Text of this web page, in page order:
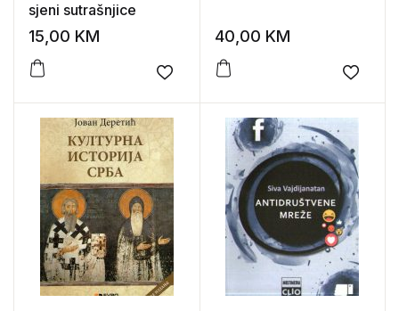
sjeni sutrašnjice
15,00 KM
Add to wishlist
40,00 KM
Add